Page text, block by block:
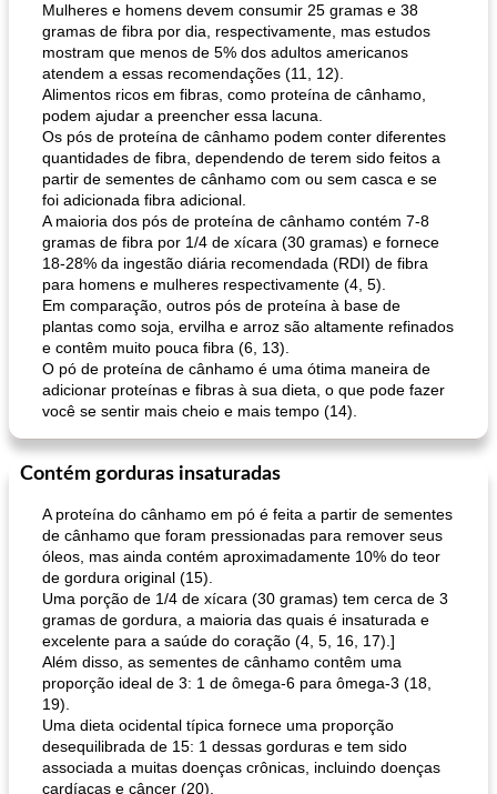
Mulheres e homens devem consumir 25 gramas e 38
gramas de fibra por dia, respectivamente, mas estudos
mostram que menos de 5% dos adultos americanos
atendem a essas recomendações (11, 12).
Alimentos ricos em fibras, como proteína de cânhamo,
podem ajudar a preencher essa lacuna.
Os pós de proteína de cânhamo podem conter diferentes
quantidades de fibra, dependendo de terem sido feitos a
partir de sementes de cânhamo com ou sem casca e se
foi adicionada fibra adicional.
A maioria dos pós de proteína de cânhamo contém 7-8
gramas de fibra por 1/4 de xícara (30 gramas) e fornece
18-28% da ingestão diária recomendada (RDI) de fibra
para homens e mulheres respectivamente (4, 5).
Em comparação, outros pós de proteína à base de
plantas como soja, ervilha e arroz são altamente refinados
e contêm muito pouca fibra (6, 13).
O pó de proteína de cânhamo é uma ótima maneira de
adicionar proteínas e fibras à sua dieta, o que pode fazer
você se sentir mais cheio e mais tempo (14).
Contém gorduras insaturadas
A proteína do cânhamo em pó é feita a partir de sementes
de cânhamo que foram pressionadas para remover seus
óleos, mas ainda contém aproximadamente 10% do teor
de gordura original (15).
Uma porção de 1/4 de xícara (30 gramas) tem cerca de 3
gramas de gordura, a maioria das quais é insaturada e
excelente para a saúde do coração (4, 5, 16, 17).]
Além disso, as sementes de cânhamo contêm uma
proporção ideal de 3: 1 de ômega-6 para ômega-3 (18,
19).
Uma dieta ocidental típica fornece uma proporção
desequilibrada de 15: 1 dessas gorduras e tem sido
associada a muitas doenças crônicas, incluindo doenças
cardíacas e câncer (20).